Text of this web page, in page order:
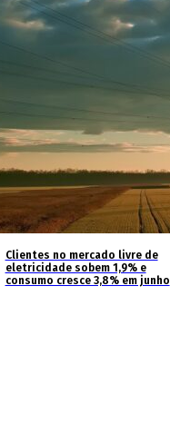
Clientes no mercado livre de
eletricidade sobem 1,9% e
consumo cresce 3,8% em junho